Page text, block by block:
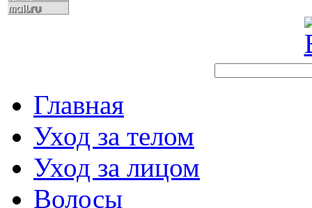
Главная
Уход за телом
Уход за лицом
Волосы